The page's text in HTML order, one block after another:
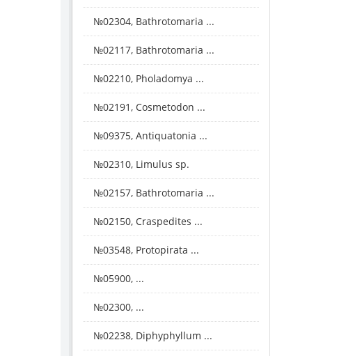
№02304, Bathrotomaria ...
№02117, Bathrotomaria ...
№02210, Pholadomya ...
№02191, Cosmetodon ...
№09375, Antiquatonia ...
№02310, Limulus sp.
№02157, Bathrotomaria ...
№02150, Craspedites ...
№03548, Protopirata ...
№05900, ...
№02300, ...
№02238, Diphyphyllum ...